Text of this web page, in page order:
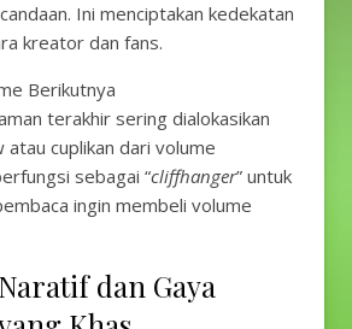
Ini menciptakan kedekatan
kreator dan fans.
Berikutnya
terakhir sering dialokasikan
cuplikan dari volume
sebagai “cliffhanger” untuk
ingin membeli volume
dan Gaya